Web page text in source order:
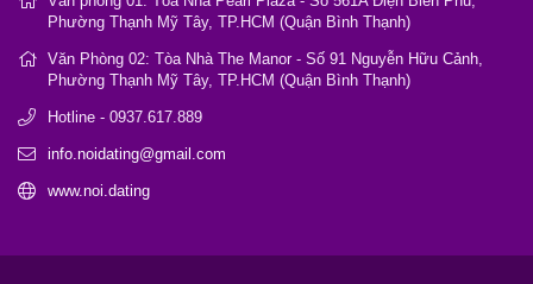
Phường Thạnh Mỹ Tây, TP.HCM (Quận Bình Thạnh)
Văn Phòng 02: Tòa Nhà The Manor - Số 91 Nguyễn Hữu Cảnh,
Phường Thạnh Mỹ Tây, TP.HCM (Quận Bình Thạnh)
Hotline - 0937.617.889
info.noidating@gmail.com
www.noi.dating